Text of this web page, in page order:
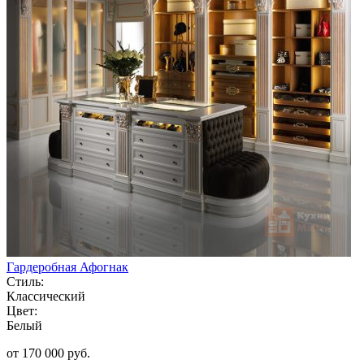
Гардеробная Афогнак
Стиль:
Классический
Цвет:
Белый
от 170 000 руб.